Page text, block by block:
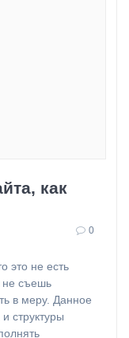
как
0
это не есть
не съешь
в меру. Данное
структуры